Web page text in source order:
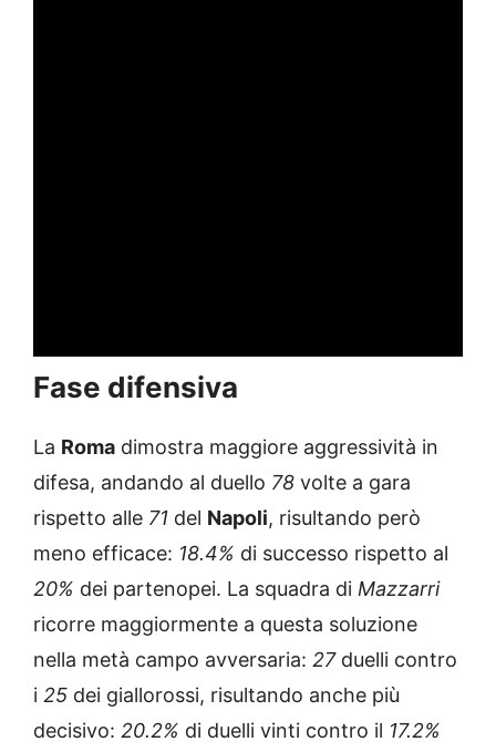
Fase difensiva
La Roma dimostra maggiore aggressività in
difesa, andando al duello 78 volte a gara
rispetto alle 71 del Napoli, risultando però
meno efficace: 18.4% di successo rispetto al
20% dei partenopei. La squadra di Mazzarri
ricorre maggiormente a questa soluzione
nella metà campo avversaria: 27duelli contro
i 25 dei giallorossi, risultando anche più
decisivo: 20.2% di duelli vinti contro il 17.2%